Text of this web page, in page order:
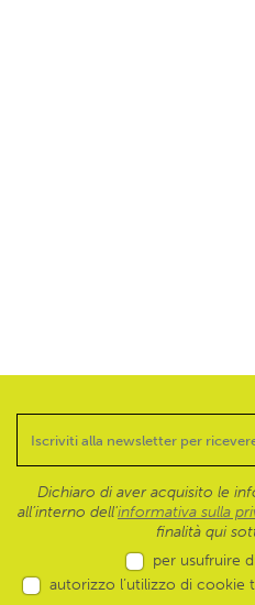
Dichiaro di aver acquisito le
all’interno dell'informativa sulla
finalità qui
per usufruire
autorizzo l’utilizzo di cookie